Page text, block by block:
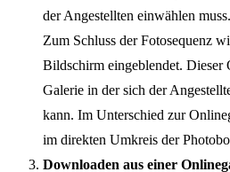
der Angestellten einwählen muss.
Zum Schluss der Fotosequenz
Bildschirm eingeblendet.
Galerie in der sich der
kann. Im Unterschied zur
im direkten Umkreis der
Downloaden aus einer